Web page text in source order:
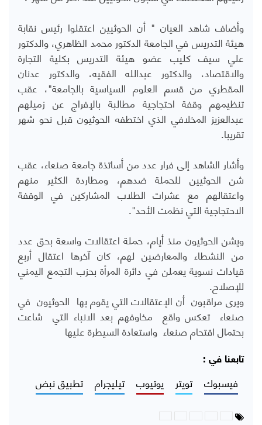
وأضاف شاهد العيان " أن الحوثيين اعتقلوا رئيس نقابة
هيئة التدريس في الجامعة الدكتور محمد الظاهري، والدكتور
علي سيف كليب عضو هيئة التدريس بكلية التجارة
والاقتصاد، والدكتور عبدالله الفقيه، والدكتور عدنان
المقطري من قسم العلوم السياسية بالجامعة"، عقب
تنظيمهم وقفة احتجاجية مطالبة بالإفراج عن زميلهم
عبدالعزيز المخلافي الذي اختطفه الحوثيون قبل نحو شهر
تقريبا.
وأشار الشاهد إلى فرار عدد من أساتذة جامعة صنعاء، عقب
شن الحوثيين للحملة ضدهم، ومطاردة الكثير منهم
واعتقالهم مع عشرات الطلاب المشاركين في الوقفة
الاحتجاجية التي نظمت الأحد".
ويشن الحوثيون منذ أيام، حملة اعتقالات واسعة بحق عدد
من النشطاء والمعارضين لهم، كان آخرها اعتقال أربع
قيادات نسوية يعملن في دائرة المرأة بحزب التجمع اليمني
للإصلاح.
ويرى مراقبون أن الإعتقالات التي يقوم بها الحوثيون في
صنعاء تعكس واقع مخاوفهم بعد الانباء التي شاعت
بحتمال اقتحام صنعاء واستعادة السيطرة عليها
تابعنا في :
فيسبوك تويتر يوتيوب تيليجرام تطبيق نبض